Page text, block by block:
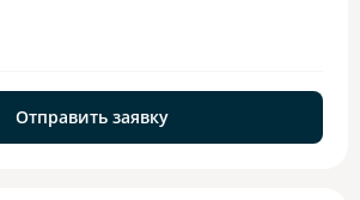
Отправить заявку